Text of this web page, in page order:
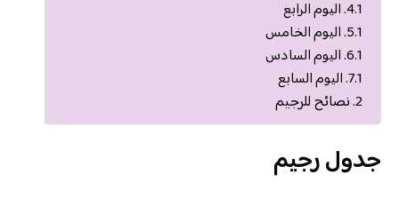
اليوم الرابع
اليوم الخامس
اليوم السادس
اليوم السابع
نصائح للرجيم
جدول رجيم